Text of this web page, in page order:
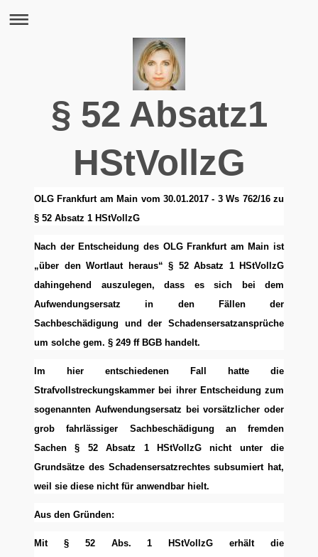
§ 52 Absatz1
HStVollzG
OLG Frankfurt am Main vom 30.01.2017 - 3 Ws 762/16 zu
§ 52 Absatz 1 HStVollzG
Nach der Entscheidung des OLG Frankfurt am Main ist
„über den Wortlaut heraus“ § 52 Absatz 1 HStVollzG
dahingehend auszulegen, dass es sich bei dem
Aufwendungsersatz in den Fällen der
Sachbeschädigung und der Schadensersatzansprüche
um solche gem. § 249 ff BGB handelt.
Im hier entschiedenen Fall hatte die
Strafvollstreckungskammer bei ihrer Entscheidung zum
sogenannten Aufwendungsersatz bei vorsätzlicher oder
grob fahrlässiger Sachbeschädigung an fremden
Sachen § 52 Absatz 1 HStVollzG nicht unter die
Grundsätze des Schadensersatzrechtes subsumiert hat,
weil sie diese nicht für anwendbar hielt.
Aus den Gründen:
Mit § 52 Abs. 1 HStVollzG erhält die